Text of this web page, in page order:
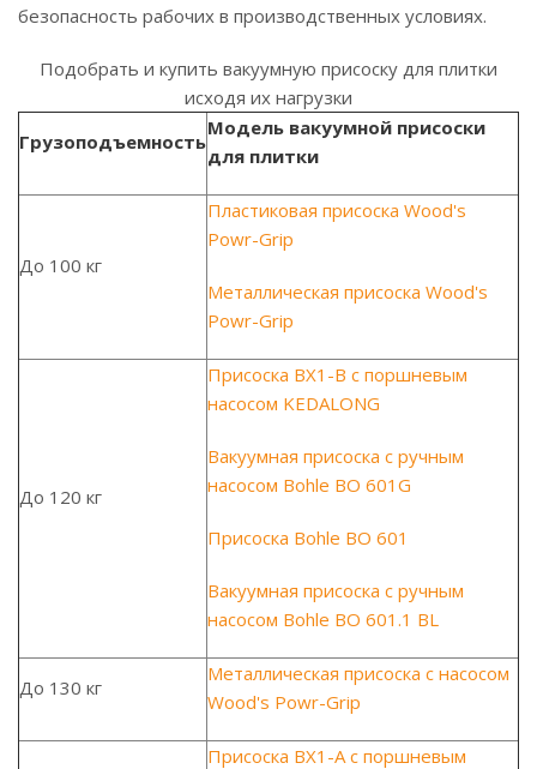
безопасность рабочих в производственных условиях.
Подобрать и купить вакуумную присоску для плитки
исходя их нагрузки
Грузоподъемность
Модель вакуумной присоски
для плитки
До 100 кг
Пластиковая присоска Wood's
Powr-Grip
Металлическая присоска Wood's
Powr-Grip
До 120 кг
Присоска BX1-B с поршневым
насосом KEDALONG
Вакуумная присоска с ручным
насосом Bohle BO 601G
Присоска Bohle BO 601
Вакуумная присоска с ручным
насосом Bohle BO 601.1 BL
До 130 кг
Металлическая присоска с насосом
Wood's Powr-Grip
Присоска BX1-A с поршневым